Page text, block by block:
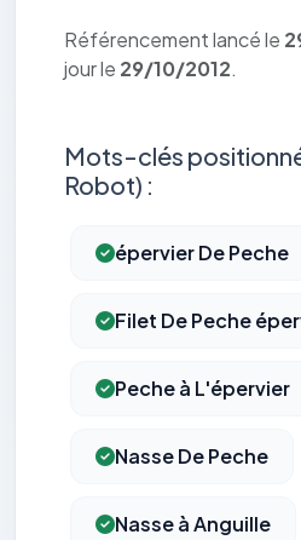
Référencement lancé le
jour le 29/10/2012.
Mots-clés
Robot) :
épervier De Peche
Filet De Peche
Peche à L'épervier
Nasse De Peche
Nasse à Anguille